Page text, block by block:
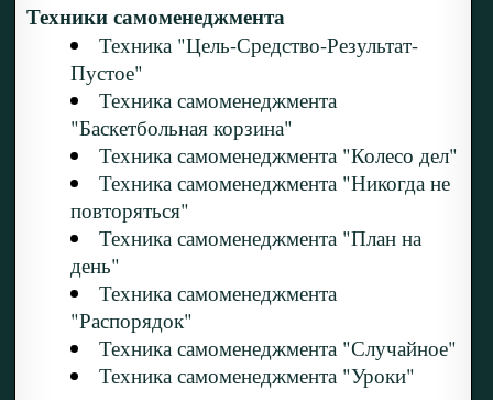
Техники самоменеджмента
Техника "Цель-Средство-Результат-
Пустое"
Техника самоменеджмента
"Баскетбольная корзина"
Техника самоменеджмента "Колесо дел"
Техника самоменеджмента "Никогда не
повторяться"
Техника самоменеджмента "План на
день"
Техника самоменеджмента
"Распорядок"
Техника самоменеджмента "Случайное"
Техника самоменеджмента "Уроки"